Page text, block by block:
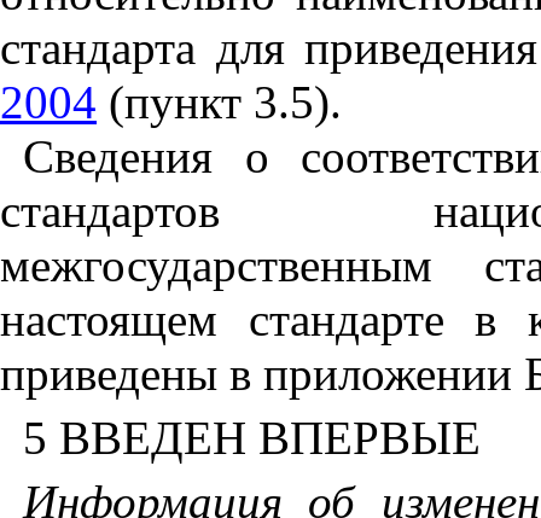
стандарта для приведения
2004 (пункт 3.5).
Сведения
о
стандартов
межгосударственным
настоящем
стандарте в
приведены в приложении
5 ВВЕДЕН ВПЕРВЫЕ
Информация об